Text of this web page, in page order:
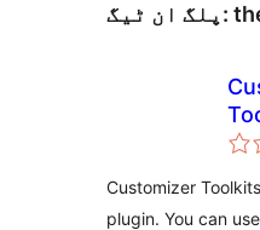
پلگ ان ٹیگ:
Customizer
plugin. You can